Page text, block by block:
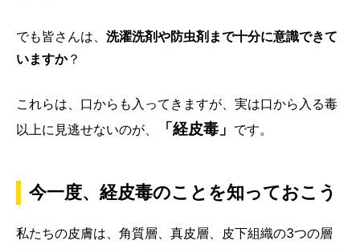
でも皆さんは、 洗濯洗剤や防虫剤まで十分に意識できて
いますか？
これらは、口からも入ってきますが、実は口から入る毒
以上に見逃せないのが、
「経皮毒」 です。
今一度、経皮毒のことを知っておこう
私たちの皮膚は、角質層、真皮層、皮下組織の3つの層